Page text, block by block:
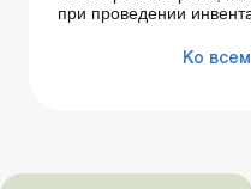
при проведении
Ко